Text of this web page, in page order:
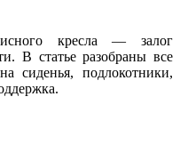
кресла — залог
В статье разобраны все
сиденья, подлокотники,